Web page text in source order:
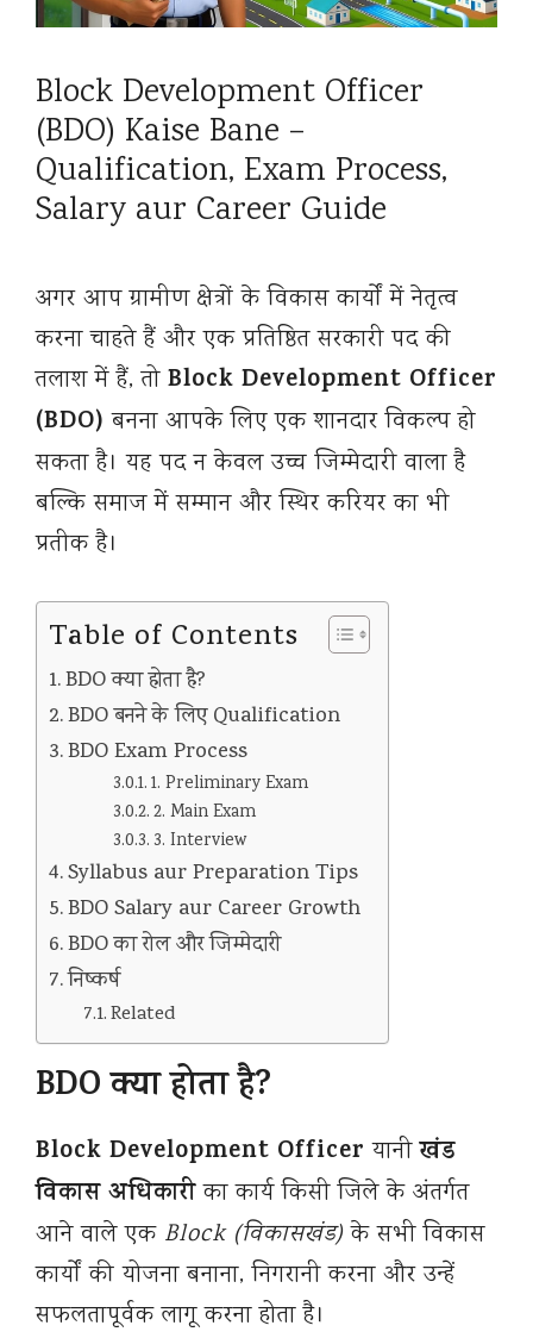
Block Development Officer
(BDO) Kaise Bane –
Qualification, Exam Process,
Salary aur Career Guide
अगर आप ग्रामीण क्षेत्रों के विकास कार्यों में नेतृत्व
करना चाहते हैं और एक प्रतिष्ठित सरकारी पद की
तलाश में हैं, तो Block Development Officer
(BDO) बनना आपके लिए एक शानदार विकल्प हो
सकता है। यह पद न केवल उच्च जिम्मेदारी वाला है
बल्कि समाज में सम्मान और स्थिर करियर का भी
प्रतीक है।
Table of Contents
BDO क्या होता है?
BDO बनने के लिए Qualification
BDO Exam Process
1. Preliminary Exam
2. Main Exam
3. Interview
Syllabus aur Preparation Tips
BDO Salary aur Career Growth
BDO का रोल और जिम्मेदारी
निष्कर्ष
Related
BDO क्या होता है?
Block Development Officer यानीखंड
विकास अधिकारीका कार्य किसी जिले के अंतर्गत
आने वाले एक Block (विकासखंड) के सभी विकास
कार्यों की योजना बनाना, निगरानी करना और उन्हें
सफलतापूर्वक लागू करना होता है।